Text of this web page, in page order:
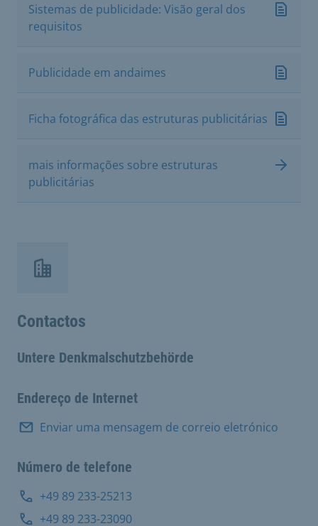
Sistemas de publicidade: Visão geral dos
requisitos
Publicidade em andaimes
Ficha fotográfica das estruturas publicitárias
mais informações sobre estruturas
publicitárias
Contactos
Untere Denkmalschutzbehörde
Endereço de Internet
Enviar uma mensagem de correio eletrónico
Número de telefone
+49 89 233-25213
+49 89 233-23090